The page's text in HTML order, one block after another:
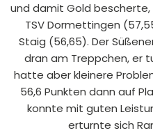
und damit Gold bescherte,
TSV Dormettingen
Staig (56,65). Der
dran am Treppchen, er
hatte aber kleinere
56,6 Punkten dann auf
konnte mit guten
erturnte sich